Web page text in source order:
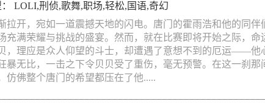
LOLI,刑侦,歌舞,职场,轻松, 国语,奇幻
拉开，宛如一道震撼天地的闪电。唐门的霍雨浩和他的同伴
充满荣耀与挑战的盛宴。然而，就在比赛即将开始之际，命
，理应是众人仰望的斗士，却遭遇了意想不到的厄运——他
暴无比，一击之下令贝贝受了重伤，毫无预警。在这一刹那
仿佛整个唐门的希望都压在了他.....